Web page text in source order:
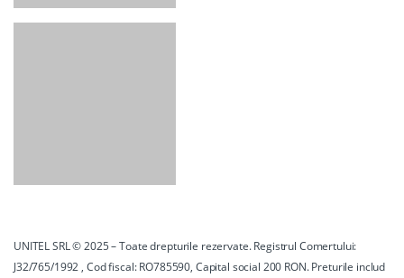
UNITEL SRL © 2025 – Toate drepturile rezervate. Registrul Comertului:
J32/765/1992 , Cod fiscal: RO785590, Capital social 200 RON. Preturile includ